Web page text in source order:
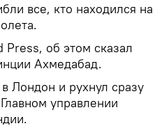
все, кто находился на
об этом сказал
Ахмедабад.
Лондон и рухнул сразу
управлении